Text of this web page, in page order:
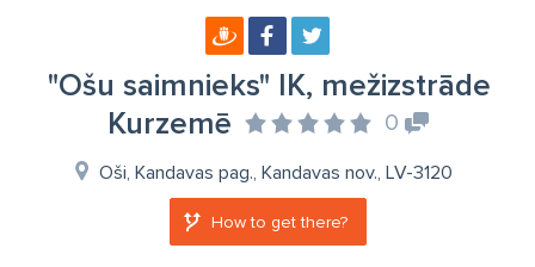
"Ošu saimnieks" IK, mežizstrāde
Kurzemē
0
Oši, Kandavas pag., Kandavas nov., LV-3120
How to get there?